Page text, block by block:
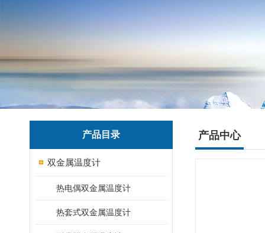
产品目录
双金属温度计
热电偶双金属温度计
热套式双金属温度计
产品中心